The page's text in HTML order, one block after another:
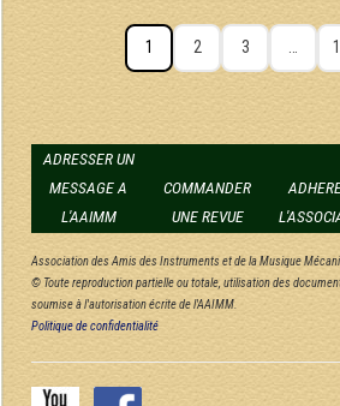
1 2 3 …
ADRESSER UN
MESSAGE A
L'AAIMM
COMMANDER
UNE REVUE
Association des Amis des Instruments et de la Musique
© Toute reproduction partielle ou totale, utilisation des
soumise à l'autorisation écrite de l'AAIMM.
Politique de confidentialité